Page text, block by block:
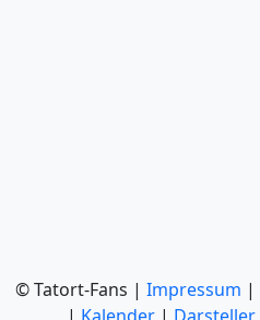
© Tatort-Fans | Impressum |